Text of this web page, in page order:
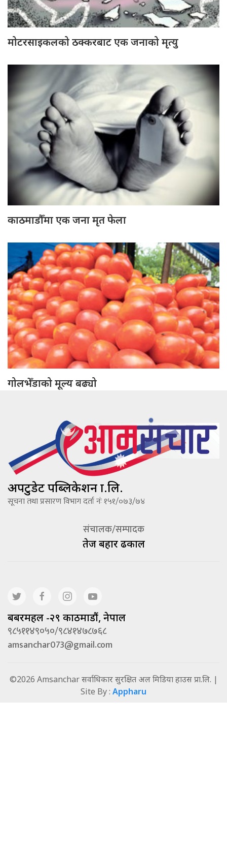
मोटरसाइकलको ठक्करबाट एक जनाको मृत्यु
काठमाडौँमा एक जना मृत फेला
गोलभेँडाको मूल्य बढ्यो
अपटुडेट पब्लिकेशन प्रा.लि.
सूचना तथा प्रसारण विभाग दर्ता नंः १५१/०७३/७४
संचालक/सम्पादक
तेज बहादूर ढकाल
बबरमहल -२९ काठमाडौं, नेपाल
९८५११४९०५०/९८४१४७८७६८
amsanchar073@gmail.com
©2026 Amsanchar सर्वाधिकार सुरक्षित अल मिडिया हाउस प्रा.लि. |
Site By : Appharu